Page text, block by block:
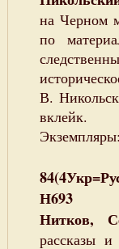
на Черном
по
В.
вклейк.
Н693
Нитков,
рассказы